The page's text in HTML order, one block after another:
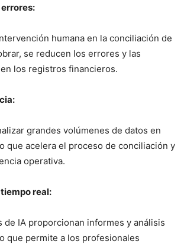
humana en la conciliación de
se reducen los errores y las
los registros financieros.
grandes volúmenes de datos en
que acelera el proceso de conciliación y
operativa.
real:
de IA proporcionan informes y análisis
que permite a los profesionales